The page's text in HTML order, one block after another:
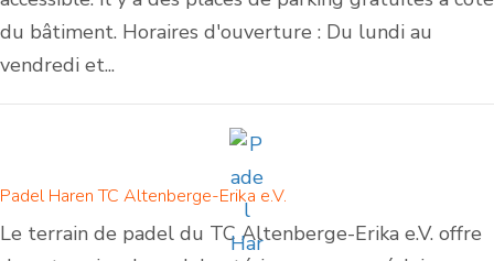
du bâtiment. Horaires d'ouverture : Du lundi au
vendredi et...
Padel Haren TC Altenberge-Erika e.V.
Le terrain de padel du TC Altenberge-Erika e.V. offre